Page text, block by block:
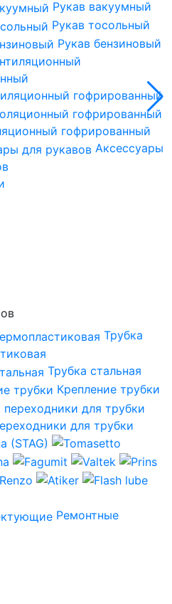
Рукав вакуумный
Рукав тосольный
Рукав бензиновый
гофрированный
гофрированный
Аксессуары
Трубка
Трубка стальная
Крепление трубки
для трубки
Ремонтные